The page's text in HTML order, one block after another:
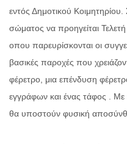
εντός Δημοτικού
σώματος να προηγείται
οπου παρευρίσκονται οι
βασικές παροχές που
φέρετρο, μια επένδυση
εγγράφων και ένας τάφος .
θα υποστούν φυσική